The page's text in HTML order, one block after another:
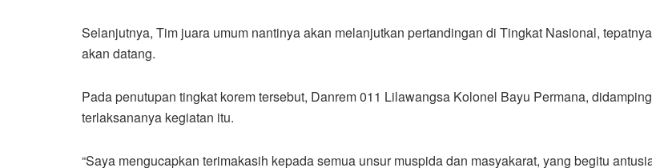
Selanjutnya, Tim juara umum nantinya akan melanjutkan pertandingan di Tingkat Nasional,
akan datang.
Pada penutupan tingkat korem tersebut, Danrem 011 Lilawangsa Kolonel Bayu Permana,
terlaksananya kegiatan itu.
“Saya mengucapkan terimakasih kepada semua unsur muspida dan masyakarat, yang begitu